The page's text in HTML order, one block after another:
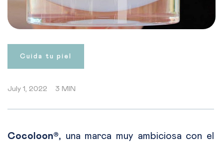
Cuida tu piel
July 1, 2022 3 MIN
Cocoloon®, una marca muy ambiciosa con el